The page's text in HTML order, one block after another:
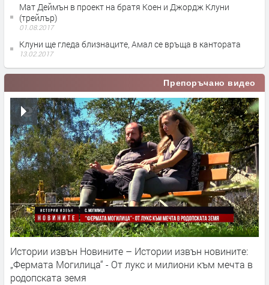
Мат Деймън в проект на братя Коен и Джордж Клуни
(трейлър)
01.08.2017
Клуни ще гледа близнаците, Амал се връща в кантората
13.02.2017
Препоръчано видео
Истории извън Новините – Истории извън новините:
„Фермата Могилица“ - От лукс и милиони към мечта в
родопската земя